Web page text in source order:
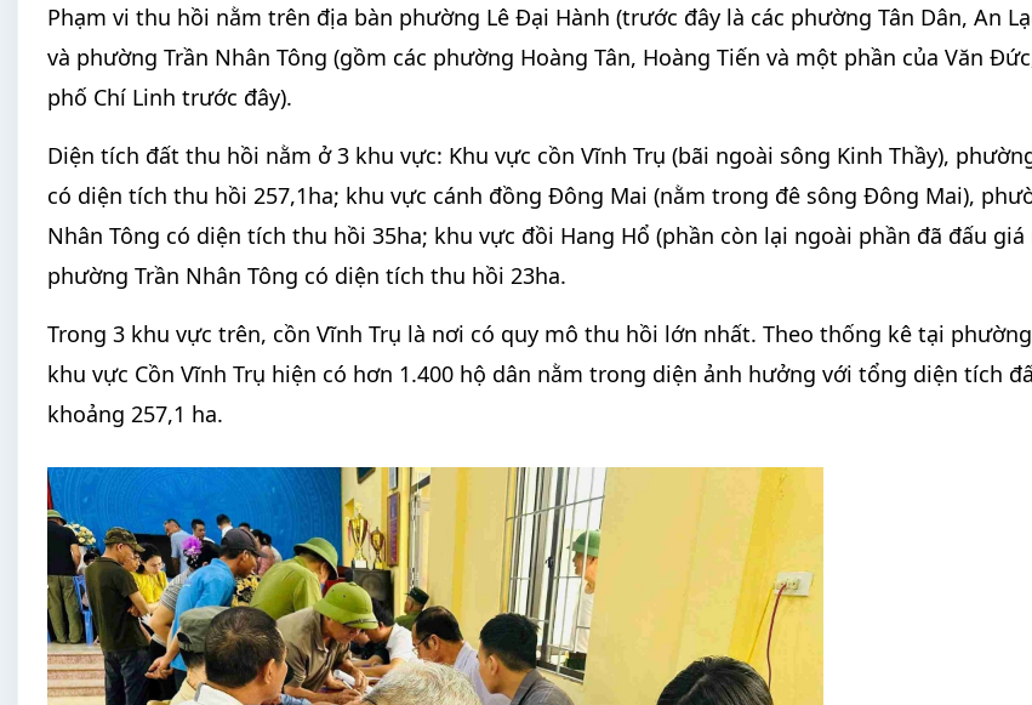
Phạm vi thu hồi nằm trên địa bàn phường Lê Đại Hành (trước đây là các phường Tân Dân, An
và phường Trần Nhân Tông (gồm các phường Hoàng Tân, Hoàng Tiến và một phần của Văn
phố Chí Linh trước đây).
Diện tích đất thu hồi nằm ở 3 khu vực: Khu vực cồn Vĩnh Trụ (bãi ngoài sông Kinh Thầy),
có diện tích thu hồi 257,1ha; khu vực cánh đồng Đông Mai (nằm trong đê sông Đông Mai),
Nhân Tông có diện tích thu hồi 35ha; khu vực đồi Hang Hổ (phần còn lại ngoài phần đã đấu giá
phường Trần Nhân Tông có diện tích thu hồi 23ha.
Trong 3 khu vực trên, cồn Vĩnh Trụ là nơi có quy mô thu hồi lớn nhất. Theo thống kê tại
khu vực Cồn Vĩnh Trụ hiện có hơn 1.400 hộ dân nằm trong diện ảnh hưởng với tổng diện tích
khoảng 257,1 ha.